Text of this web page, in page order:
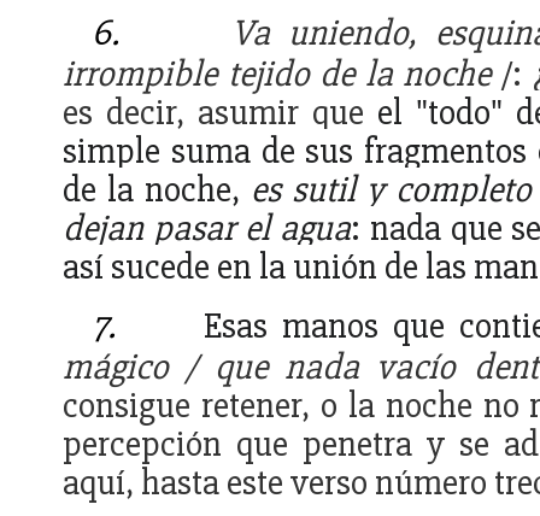
6.
Va uniendo,
irrompible tejido de la noche/:
es decir, asumir que el "todo"
simple suma de sus
de la noche, es sutil y
dejan pasar el agua: nada que
así sucede en la unión de las
7.
Esas manos que
mágico / que nada vacío
consigue retener, o la noche
percepción que penetra y se
aquí, hasta este verso número